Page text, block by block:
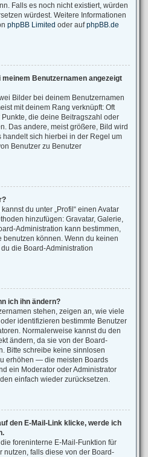
Falls es noch nicht existiert, würden
würdest. Weitere Informationen
phpBB Limited oder aufphpBB.de
Benutzernamen angezeigt
Bilder bei deinem Benutzernamen
mit deinem Rang verknüpft: Oft
die deine Beitragszahl oder
Das andere, meist größere, Bild wird
handelt sich hierbei in der Regel um
Benutzer zu Benutzer
du unter „Profil“ einen Avatar
hinzufügen: Gravatar, Galerie,
Administration kann bestimmen,
benutzen können. Wenn du keinen
die Board-Administration
ich ihn ändern?
stehen, zeigen an, wie viele
identifizieren bestimmte Benutzer
Normalerweise kannst du den
ändern, da sie von der Board-
Bitte schreibe keine sinnlosen
erhöhen — die meisten Boards
ein Moderator oder Administrator
einfach wieder zurücksetzen.
den E-Mail-Link klicke, werde ich
foreninterne E-Mail-Funktion für
nutzen, falls diese von der Board-